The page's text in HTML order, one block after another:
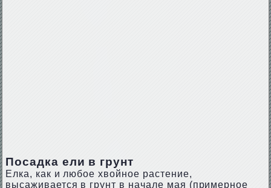
Посадка ели в грунт
Елка, как и любое хвойное растение,
высаживается в грунт в начале мая (примерное